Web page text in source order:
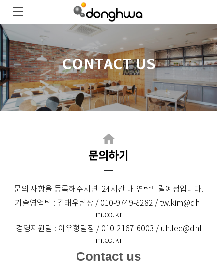
CONTACT US
home
문의하기
문의 사항을 등록해주시면 24시간 내 연락드릴예정입니다.
기술영업팀 : 김태우팀장 / 010-9749-8282 / tw.kim@dhl
m.co.kr
경영지원팀 : 이우형팀장 / 010-2167-6003 / uh.lee@dhl
m.co.kr
Contact us